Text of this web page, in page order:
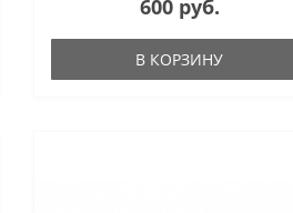
600 руб.
В КОРЗИНУ